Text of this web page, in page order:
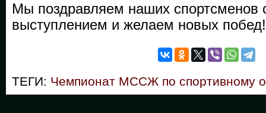
Мы поздравляем наших спортсменов
выступлением и желаем новых побед!
ТЕГИ: Чемпионат МССЖ по спортивному